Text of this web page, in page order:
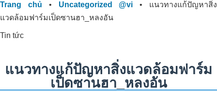
Trang chủ • Uncategorized @vi • แนวทางแก้ปัญหาสิ่ง
แวดล้อมฟาร์มเป็ดซานฮา_หลงอัน
Tin tức
แนวทางแก้ปัญหาสิ่งแวดล้อมฟาร์ม
เป็ดซานฮา_หลงอัน
ประสบการณ์จาก Anh Xuan และ
NEMA2 Organic Carbon Solution